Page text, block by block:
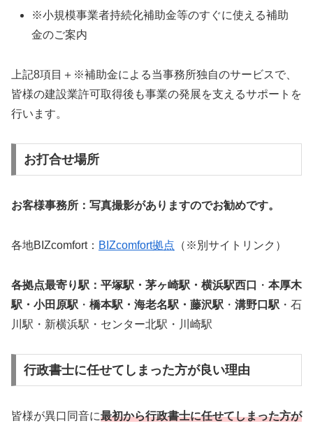
※小規模事業者持続化補助金等のすぐに使える補助
金のご案内
上記8項目＋※補助金による当事務所独自のサービスで、
皆様の建設業許可取得後も事業の発展を支えるサポートを
行います。
お打合せ場所
お客様事務所：写真撮影がありますのでお勧めです。
各地BIZcomfort： BIZcomfort拠点 （※別サイトリンク）
各拠点最寄り駅：平塚駅・茅ヶ崎駅・横浜駅西口 ・ 本厚木
駅・小田原駅 ・ 橋本駅・海老名駅・藤沢駅 ・ 溝野口駅 ・石
川駅・新横浜駅・センター北駅・川崎駅
行政書士に任せてしまった方が良い理由
皆様が異口同音に最初から行政書士に任せてしまった方が